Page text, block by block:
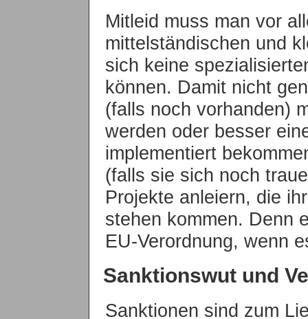
Mitleid muss man vor
mittelständischen und
sich keine
können. Damit nicht
(falls noch vorhanden)
werden oder besser
implementiert
(falls sie sich noch
Projekte anleiern, die
stehen kommen. Denn
EU-Verordnung, wenn
Sanktionswut und
Sanktionen sind zum